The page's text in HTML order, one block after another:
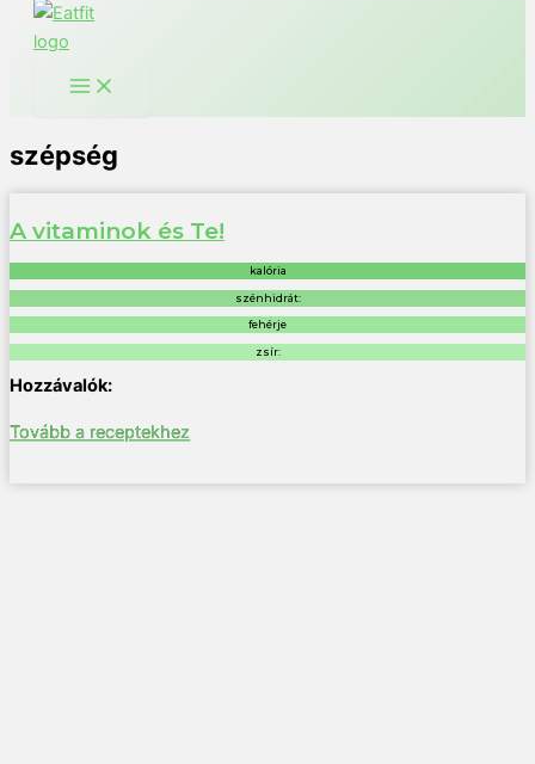
szépség
A vitaminok és Te!
kalória
szénhidrát:
fehérje
zsír:
Tovább a receptekhez